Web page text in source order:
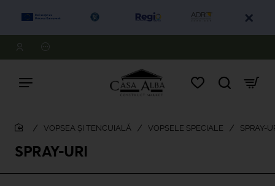
SPRAY-URI
VOPSEA ȘI TENCUIALĂ VOPSELE SPECIALE SPRAY-